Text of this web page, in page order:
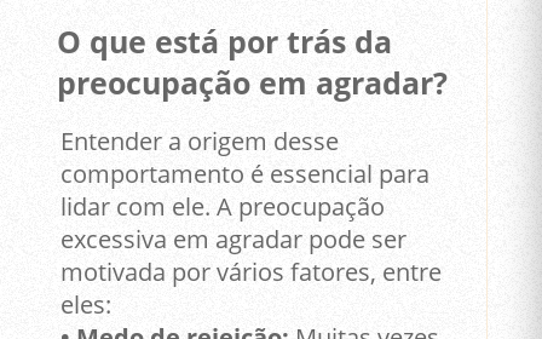
O que está por trás da
preocupação em agradar?
Entender a origem desse
comportamento é essencial para
lidar com ele. A preocupação
excessiva em agradar pode ser
motivada por vários fatores, entre
eles: